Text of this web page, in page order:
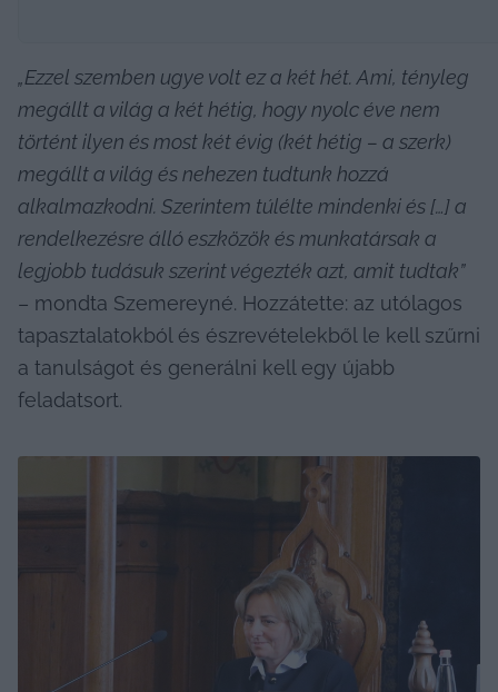
„Ezzel szemben ugye volt ez a két hét. Ami, tényleg
megállt a világ a két hétig, hogy nyolc éve nem
történt ilyen és most két évig (két hétig – a szerk)
megállt a világ és nehezen tudtunk hozzá
alkalmazkodni. Szerintem túlélte mindenki és […] a
rendelkezésre álló eszközök és munkatársak a
legjobb tudásuk szerint végezték azt, amit tudtak”
– mondta Szemereyné. Hozzátette: az utólagos
tapasztalatokból és észrevételekből le kell szűrni
a tanulságot és generálni kell egy újabb
feladatsort.